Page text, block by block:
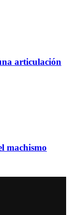
articulación
machismo